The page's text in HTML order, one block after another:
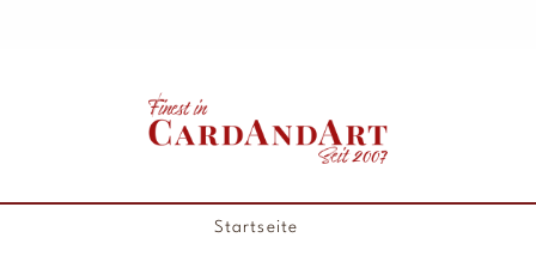
Startseite